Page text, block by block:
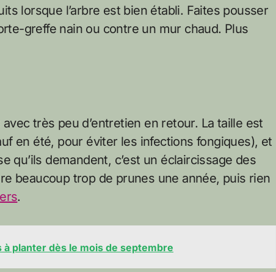
lorsque l’arbre est bien établi. Faites pousser
greffe nain ou contre un mur chaud. Plus
très peu d’entretien en retour. La taille est
en été, pour éviter les infections fongiques), et
qu’ils demandent, c’est un éclaircissage des
beaucoup trop de prunes une année, puis rien
.
planter dès le mois de septembre